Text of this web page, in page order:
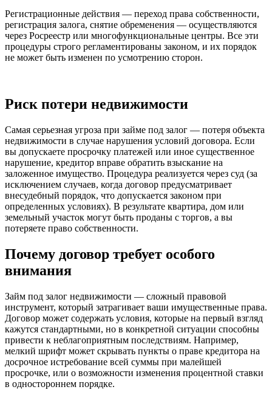
Регистрационные действия — переход права собственности,
регистрация залога, снятие обременения — осуществляются
через Росреестр или многофункциональные центры. Все эти
процедуры строго регламентированы законом, и их порядок
не может быть изменен по усмотрению сторон.
Риск потери недвижимости
Самая серьезная угроза при займе под залог — потеря объекта
недвижимости в случае нарушения условий договора. Если
вы допускаете просрочку платежей или иное существенное
нарушение, кредитор вправе обратить взыскание на
заложенное имущество. Процедура реализуется через суд (за
исключением случаев, когда договор предусматривает
внесудебный порядок, что допускается законом при
определенных условиях). В результате квартира, дом или
земельный участок могут быть проданы с торгов, а вы
потеряете право собственности.
Почему договор требует особого
внимания
Займ под залог недвижимости — сложный правовой
инструмент, который затрагивает ваши имущественные права.
Договор может содержать условия, которые на первый взгляд
кажутся стандартными, но в конкретной ситуации способны
привести к неблагоприятным последствиям. Например,
мелкий шрифт может скрывать пункты о праве кредитора на
досрочное истребование всей суммы при малейшей
просрочке, или о возможности изменения процентной ставки
в одностороннем порядке.